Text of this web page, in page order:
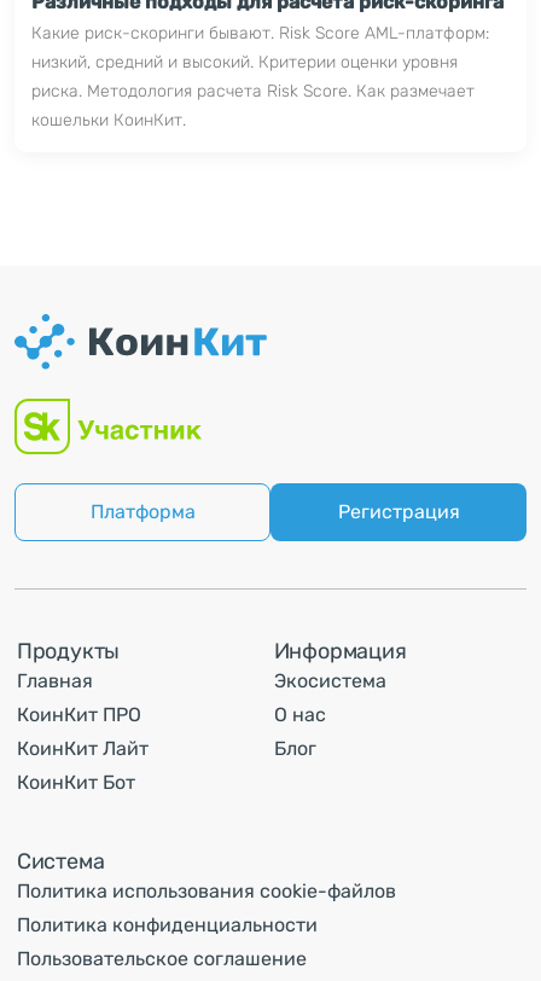
Какие риск-скоринги бывают. Risk Score AML-платформ:
низкий, средний и высокий. Критерии оценки уровня
риска. Методология расчета Risk Score. Как размечает
кошельки КоинКит.
Платформа Регистрация
Продукты
Главная
КоинКит ПРО
КоинКит Лайт
КоинКит Бот
Информация
Экосистема
О нас
Блог
Система
Политика использования cookie-файлов
Политика конфиденциальности
Пользовательское соглашение